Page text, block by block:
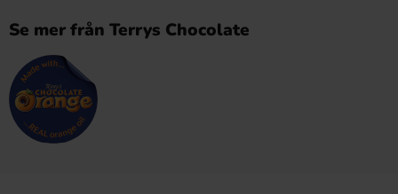
Se mer från Terrys Chocolate